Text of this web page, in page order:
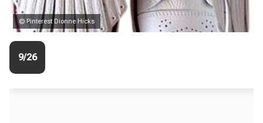
© Pinterest Dionne Hicks
9/26